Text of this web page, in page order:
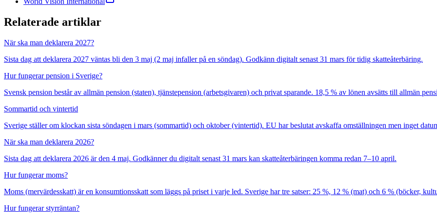
Relaterade artiklar
När ska man deklarera 2027?
Sista dag att deklarera 2027 väntas bli den 3 maj (2 maj infaller på en söndag). Godkänn digitalt senast 31 mars för tidig skatteåterbäring.
Hur fungerar pension i Sverige?
Svensk pension består av allmän pension (staten), tjänstepension (arbetsgivaren) och privat sparande. 18,5 % av lönen avsätts till allmän
Sommartid och vintertid
Sverige ställer om klockan sista söndagen i mars (sommartid) och oktober (vintertid). EU har beslutat avskaffa omställningen men inget
När ska man deklarera 2026?
Sista dag att deklarera 2026 är den 4 maj. Godkänner du digitalt senast 31 mars kan skatteåterbäringen komma redan 7–10 april.
Hur fungerar moms?
Moms (mervärdesskatt) är en konsumtionsskatt som läggs på priset i varje led. Sverige har tre satser: 25 %, 12 % (mat) och 6 % (böcker,
Hur fungerar styrräntan?